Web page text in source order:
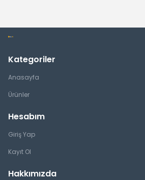
Kategoriler
Anasayfa
Ürünler
Hesabım
Giriş Yap
Kayıt Ol
Hakkımızda